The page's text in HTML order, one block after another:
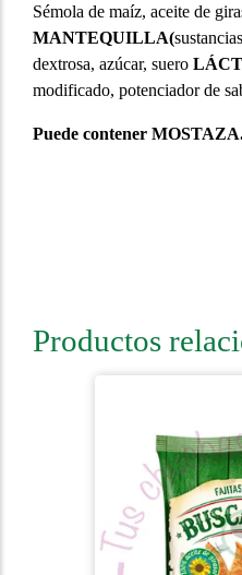
Sémola de maíz, aceite de
MANTEQUILLA(
dextrosa, azúcar, suero
modificado, potenciador de
Puede contener
Productos